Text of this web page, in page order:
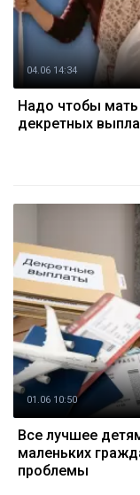
04.06 14:34
Надо чтобы мать
декретных
01.06 10:50
Все лучшее
маленьких
проблемы